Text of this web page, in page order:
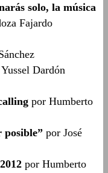
solo, la música
Fajardo
Dardón
por Humberto
posible” por José
por Humberto